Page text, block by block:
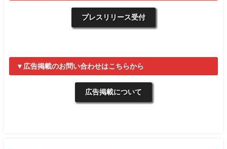
プレスリリース受付
▼広告掲載のお問い合わせはこちらから
広告掲載について